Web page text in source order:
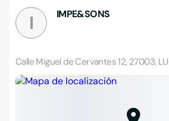
I IMPE&SONS
Calle Miguel de Cervantes 12, 27003,